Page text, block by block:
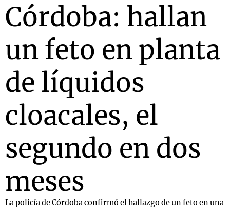
Córdoba: hallan
un feto en planta
de líquidos
cloacales, el
segundo en dos
meses
La policía de Córdoba confirmó el hallazgo de un feto en una